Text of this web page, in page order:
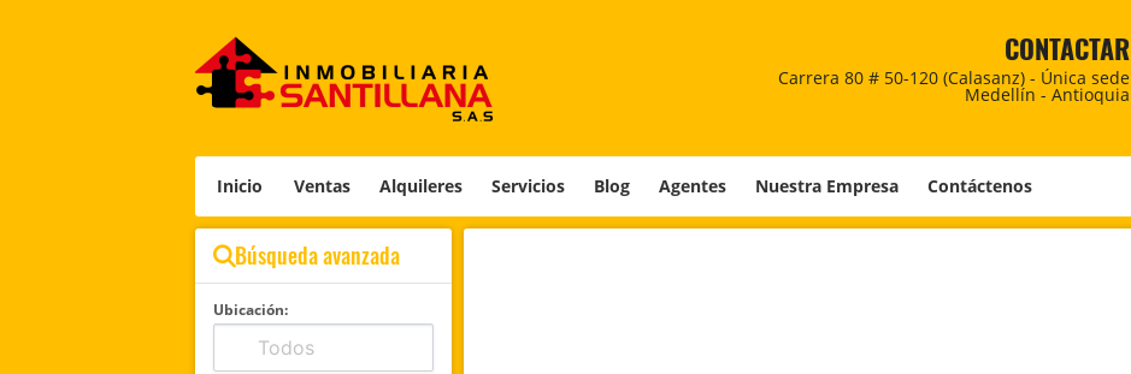
CONTACTAR
Carrera 80 # 50-120 (Calasanz) - Única sede
Medellín - Antioquia
Inicio Ventas Alquileres Servicios Blog Agentes Nuestra Empresa Contáctenos
Búsqueda avanzada
Ubicación: